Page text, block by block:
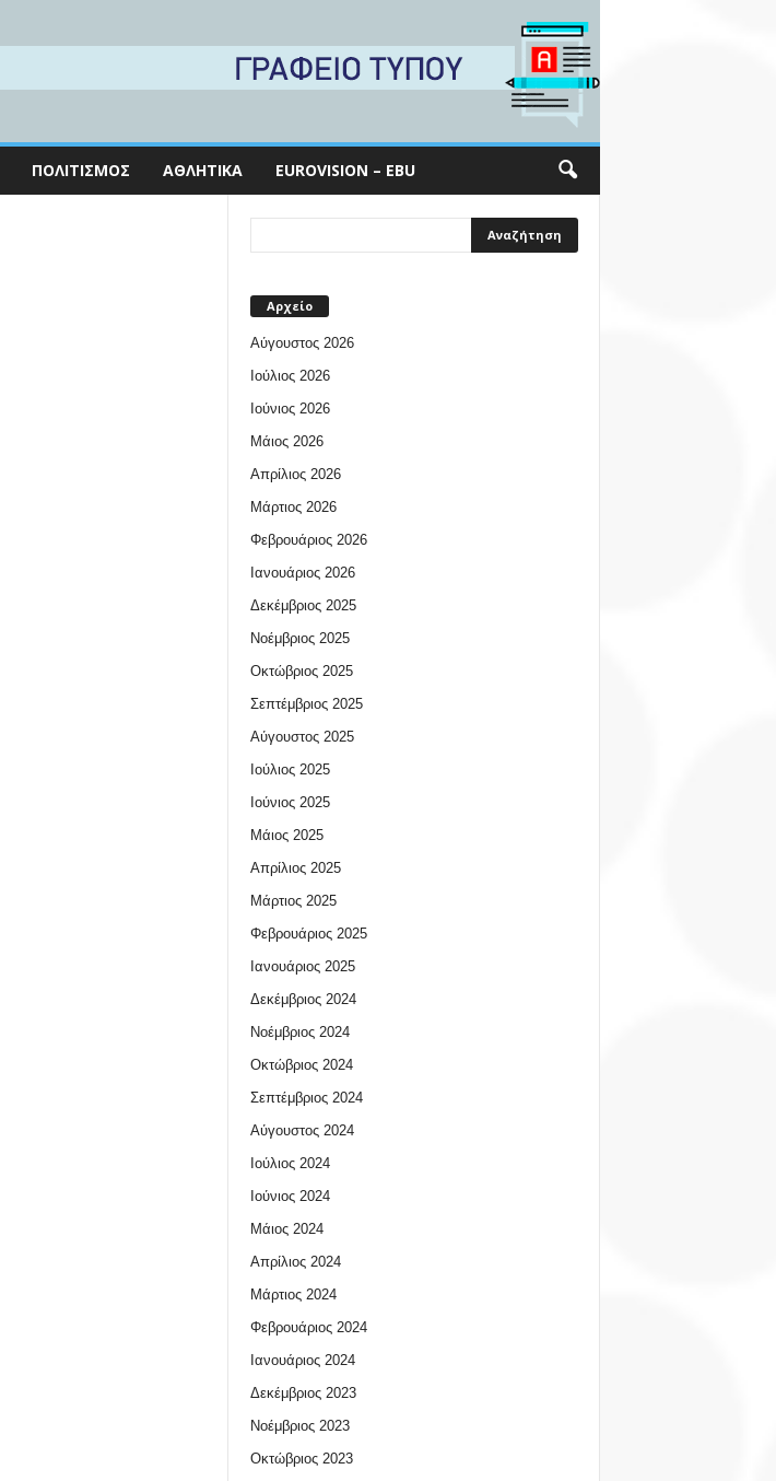
ΠΟΛΙΤΙΣΜΌΣ ΑΘΛΗΤΙΚΆ EUROVISION – EBU
Αρχείο
Αύγουστος 2026
Ιούλιος 2026
Ιούνιος 2026
Μάιος 2026
Απρίλιος 2026
Μάρτιος 2026
Φεβρουάριος 2026
Ιανουάριος 2026
Δεκέμβριος 2025
Νοέμβριος 2025
Οκτώβριος 2025
Σεπτέμβριος 2025
Αύγουστος 2025
Ιούλιος 2025
Ιούνιος 2025
Μάιος 2025
Απρίλιος 2025
Μάρτιος 2025
Φεβρουάριος 2025
Ιανουάριος 2025
Δεκέμβριος 2024
Νοέμβριος 2024
Οκτώβριος 2024
Σεπτέμβριος 2024
Αύγουστος 2024
Ιούλιος 2024
Ιούνιος 2024
Μάιος 2024
Απρίλιος 2024
Μάρτιος 2024
Φεβρουάριος 2024
Ιανουάριος 2024
Δεκέμβριος 2023
Νοέμβριος 2023
Οκτώβριος 2023